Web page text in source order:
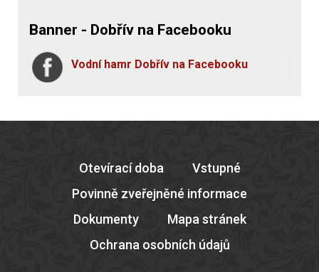
Banner - Dobřív na Facebooku
Vodní hamr Dobřív na Facebooku
Otevírací doba
Vstupné
Povinně zveřejněné informace
Dokumenty
Mapa stránek
Ochrana osobních údajů